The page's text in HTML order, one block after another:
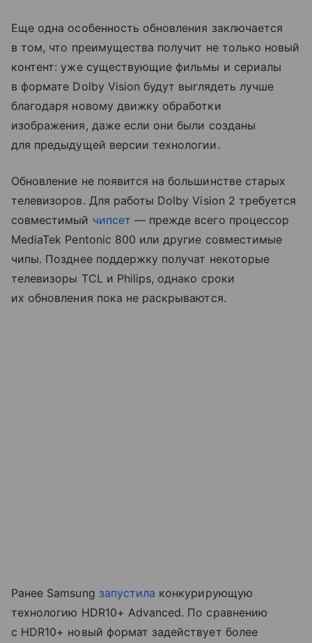
Еще одна особенность обновления заключается
в том, что преимущества получит не только новый
контент: уже существующие фильмы и сериалы
в формате Dolby Vision будут выглядеть лучше
благодаря новому движку обработки
изображения, даже если они были созданы
для предыдущей версии технологии.
Обновление не появится на большинстве старых
телевизоров. Для работы Dolby Vision 2 требуется
совместимый чипсет — прежде всего процессор
MediaTek Pentonic 800 или другие совместимые
чипы. Позднее поддержку получат некоторые
телевизоры TCL и Philips, однако сроки
их обновления пока не раскрываются.
Ранее Samsung запустила конкурирующую
технологию HDR10+ Advanced. По сравнению
с HDR10+ новый формат задействует более